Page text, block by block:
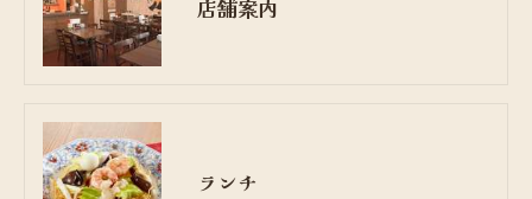
店舗案内
ランチ